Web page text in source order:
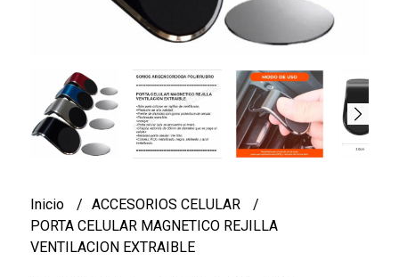
Inicio
ACCESORIOS CELULAR
PORTA CELULAR MAGNETICO REJILLA
VENTILACION EXTRAIBLE